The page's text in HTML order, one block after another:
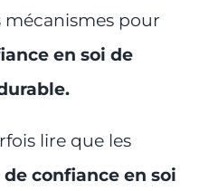
mécanismes pour
en soi de
lire que les
confiance en soi